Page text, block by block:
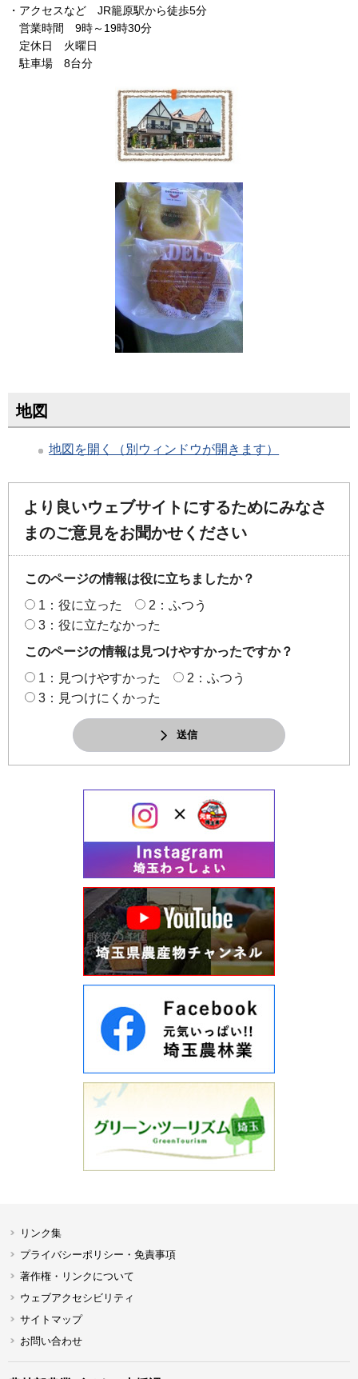
・アクセスなど JR籠原駅から徒歩5分
営業時間 9時～19時30分
定休日 火曜日
駐車場 8台分
地図
地図を開く（別ウィンドウが開きます）
より良いウェブサイトにするためにみなさ
まのご意見をお聞かせください
このページの情報は役に立ちましたか？
1：役に立った
2：ふつう
3：役に立たなかった
このページの情報は見つけやすかったですか？
1：見つけやすかった
2：ふつう
3：見つけにくかった
送信
リンク集
プライバシーポリシー・免責事項
著作権・リンクについて
ウェブアクセシビリティ
サイトマップ
お問い合わせ